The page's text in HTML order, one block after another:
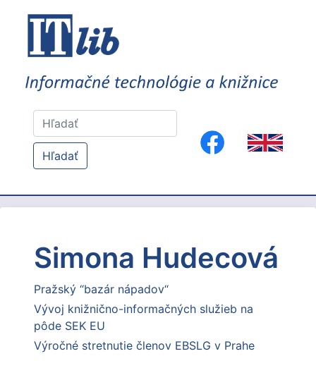
Hľadať
Simona Hudecová
Pražský “bazár nápadov“
Vývoj knižnično-informačných služieb na
pôde SEK EU
Výročné stretnutie členov EBSLG v Prahe